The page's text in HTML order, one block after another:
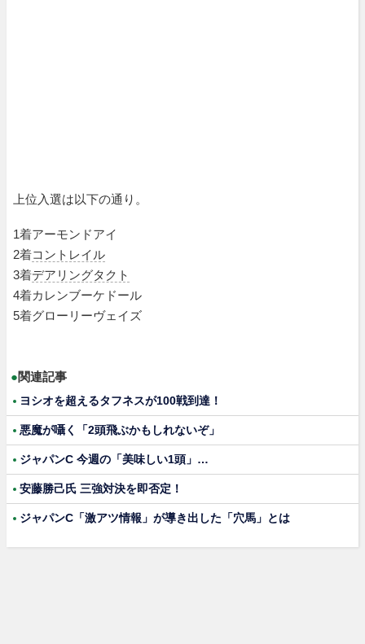
上位入選は以下の通り。
1着アーモンドアイ
2着コントレイル
3着デアリングタクト
4着カレンブーケドール
5着グローリーヴェイズ
●関連記事
ヨシオを超えるタフネスが100戦到達！
悪魔が囁く「2頭飛ぶかもしれないぞ」
ジャパンC 今週の「美味しい1頭」…
安藤勝己氏 三強対決を即否定！
ジャパンC「激アツ情報」が導き出した「穴馬」とは